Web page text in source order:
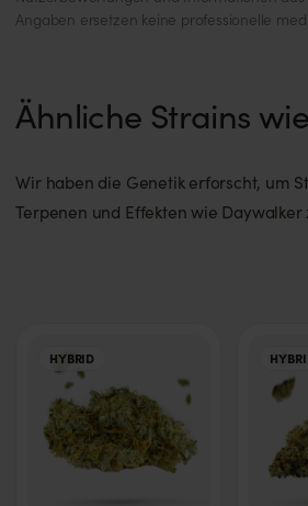
Angaben ersetzen keine professionelle
Ähnliche Strains
Wir haben die Genetik erforscht, um
Terpenen und Effekten wie Daywalker
HYBRID